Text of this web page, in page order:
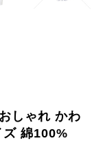
しゃれ かわ
ズ 綿100%